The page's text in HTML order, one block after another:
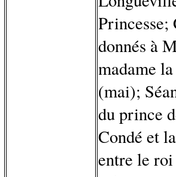
Princesse;
donnés à
madame
(mai);
du prince
Condé et
entre le